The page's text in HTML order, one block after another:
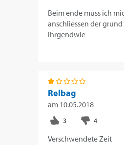
Beim ende muss ich
anschliessen der
ihrgendwie
Relbag
am 10.05.2018
Verschwendete Zeit